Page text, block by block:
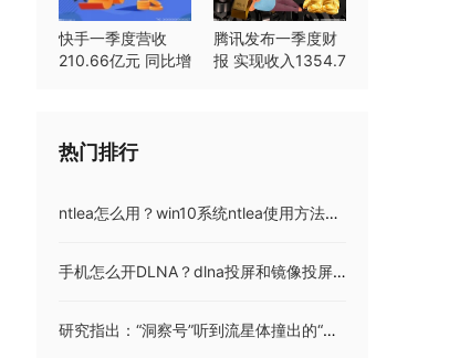
快手一季度营收
210.66亿元 同比增
腾讯发布一季度财
报 实现收入1354.7
热门排行
ntlea怎么用？win10系统ntlea使用方法介绍 ntlea0.92如何彻底删除
手机怎么开DLNA？dlna投屏和镜像投屏的区别是什么？
研究指出：“洞察号”听到流星体撞出的“声音”